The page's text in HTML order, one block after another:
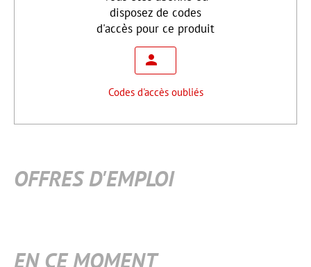
disposez de codes
d'accès pour ce produit
Codes d'accès oubliés
OFFRES D'EMPLOI
EN CE MOMENT